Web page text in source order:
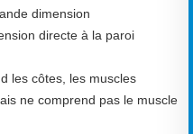
dimension
directe à la paroi
les côtes, les muscles
ne comprend pas le muscle